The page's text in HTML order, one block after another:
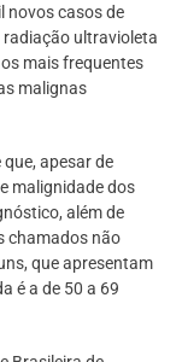
novos casos de
ultravioleta
mais frequentes
malignas
apesar de
malignidade dos
além de
chamados não
que apresentam
é a de 50 a 69